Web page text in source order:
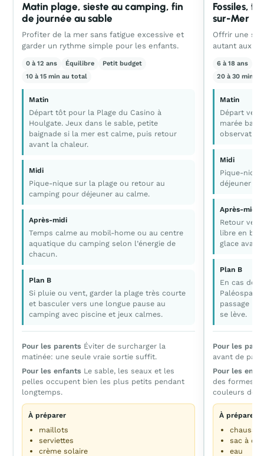
Matin plage, sieste au camping, fin
de journée au sable
Profiter de la mer sans fatigue excessive et
garder un rythme simple pour les enfants.
0 à 12 ans Équilibre
Petit budget
10 à 15 min au total
Matin
Départ tôt pour la Plage du Casino à
Houlgate. Jeux dans le sable, petite
baignade si la mer est calme, puis retour
avant la chaleur.
Midi
Pique-nique sur la plage ou retour au
camping pour déjeuner au calme.
Après-midi
Temps calme au mobil-home ou au centre
aquatique du camping selon l’énergie de
chacun.
Plan B
Si pluie ou vent, garder la plage très courte
et basculer vers une longue pause au
camping avec piscine et jeux calmes.
Pour les parents Éviter de surcharger la
matinée: une seule vraie sortie suffit.
Pour les enfants Le sable, les seaux et les
pelles occupent bien les plus petits pendant
longtemps.
À préparer
maillots
serviettes
crème solaire
Fossiles,
sur-Mer
Offrir une
autant aux
6 à 18 ans
20 à 30 min
Matin
Départ vers
marée
Midi
Pique-
déjeuner
Après-midi
Retour
libre en
glace avant
Plan B
En cas de
passage
se lève.
Pour les
avant de
Pour les
des formes
couleurs de
À préparer
sac à
eau